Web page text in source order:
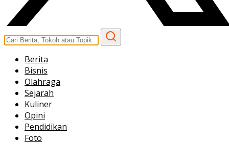
Berita
Bisnis
Olahraga
Sejarah
Kuliner
Opini
Pendidikan
Foto